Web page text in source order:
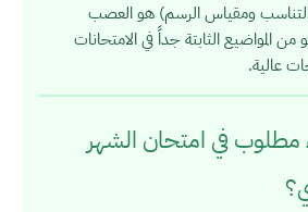
ومقياس الرسم) هو العصب
المواضيع الثابتة جداً في الامتحانات
عالية.
مطلوب في امتحان الشهر